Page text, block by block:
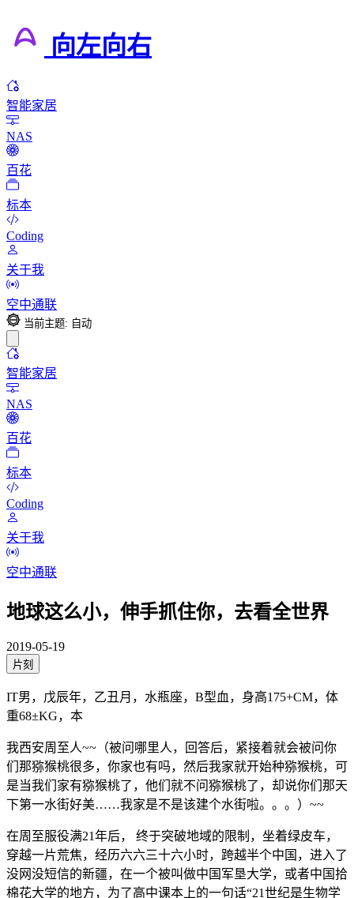
向左向右
智能家居
NAS
百花
标本
Coding
关于我
空中通联
当前主题: 自动
智能家居
NAS
百花
标本
Coding
关于我
空中通联
地球这么小，伸手抓住你，去看全世界
2019-05-19
片刻
IT男，戊辰年，乙丑月，水瓶座，B型血，身高175+CM，体
重68±KG，本
我西安周至人~~（被问哪里人，回答后，紧接着就会被问你
们那猕猴桃很多，你家也有吗，然后我家就开始种猕猴桃，可
是当我们家有猕猴桃了，他们就不问猕猴桃了，却说你们那天
下第一水街好美……我家是不是该建个水街啦。。。）~~
在周至服役满21年后， 终于突破地域的限制，坐着绿皮车，
穿越一片荒焦，经历六六三十六小时，跨越半个中国，进入了
没网没短信的新疆，在一个被叫做中国军垦大学，或者中国拾
棉花大学的地方，为了高中课本上的一句话“21世纪是生物学